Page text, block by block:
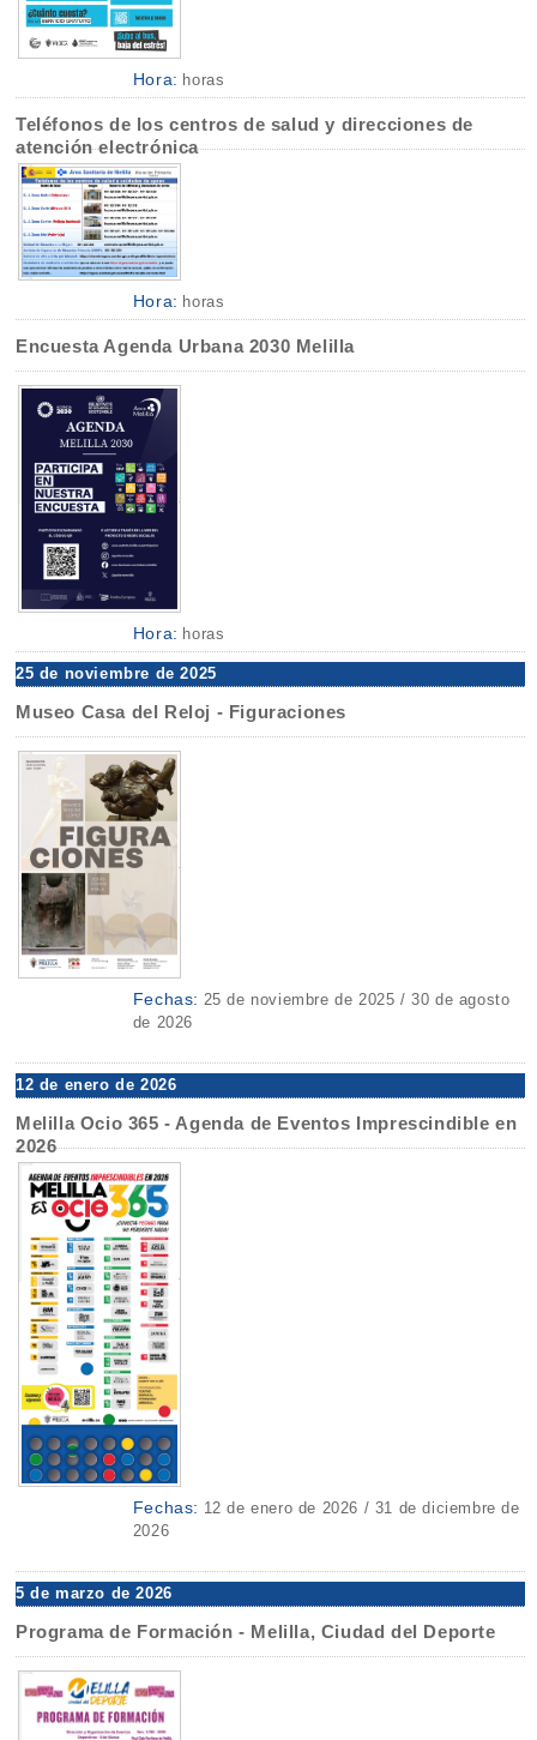
Hora: horas
Teléfonos de los centros de salud y direcciones de
atención electrónica
Hora: horas
Encuesta Agenda Urbana 2030 Melilla
Hora: horas
25 de noviembre de 2025
Museo Casa del Reloj - Figuraciones
Fechas: 25 de noviembre de 2025 / 30 de agosto
de 2026
12 de enero de 2026
Melilla Ocio 365 - Agenda de Eventos Imprescindible en
2026
Fechas: 12 de enero de 2026 / 31 de diciembre de
2026
5 de marzo de 2026
Programa de Formación - Melilla, Ciudad del Deporte